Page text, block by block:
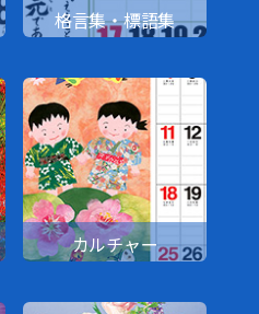
格言集・標語集
カルチャー